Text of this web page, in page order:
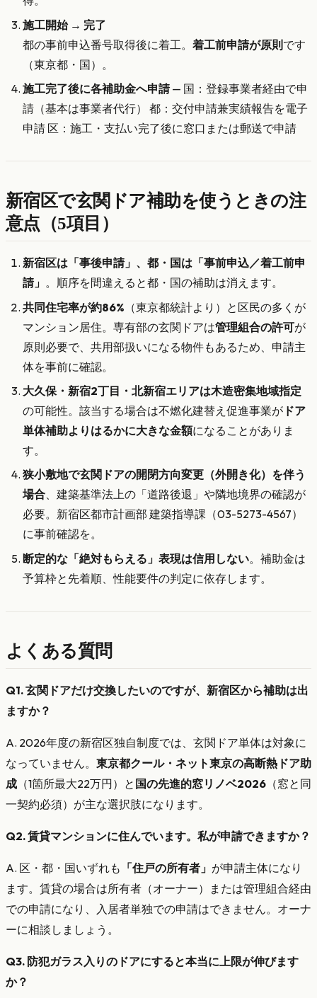
施工開始 → 完了
都の事前申込番号取得後に着工。 着工前申請が原則です
（東京都・国）。
施工完了後に各補助金へ申請— 国：登録事業者経由で申
請（基本は事業者代行） 都：交付申請兼実績報告を電子
申請 区：施工・支払い完了後に窓口または郵送で申請
新宿区で玄関ドア補助を使うときの注
意点（5項目）
新宿区は「事後申請」、都・国は「事前申込／着工前申
請」 。順序を間違えると都・国の補助は消えます。
共同住宅率が約86% （東京都統計より）と区民の多くが
マンション居住。専有部の玄関ドアは管理組合の許可が
原則必要で、共用部扱いになる物件もあるため、申請主
体を事前に確認。
大久保・新宿2丁目・北新宿エリアは木造密集地域指定
の可能性。該当する場合は不燃化建替え促進事業が ドア
単体補助よりはるかに大きな金額になることがありま
す。
狭小敷地で玄関ドアの開閉方向変更（外開き化）を伴う
場合、建築基準法上の「道路後退」や隣地境界の確認が
必要。新宿区都市計画部 建築指導課（03-5273-4567）
に事前確認を。
断定的な「絶対もらえる」表現は信用しない。補助金は
予算枠と先着順、性能要件の判定に依存します。
よくある質問
Q1. 玄関ドアだけ交換したいのですが、新宿区から補助は出
ますか？
A. 2026年度の新宿区独自制度では、玄関ドア単体は対象に
なっていません。 東京都クール・ネット東京の高断熱ドア助
成 （1箇所最大22万円）と 国の先進的窓リノベ2026 （窓と同
一契約必須）が主な選択肢になります。
Q2. 賃貸マンションに住んでいます。私が申請できますか？
A. 区・都・国いずれも 「住戸の所有者」 が申請主体になり
ます。賃貸の場合は所有者（オーナー）または管理組合経由
での申請になり、入居者単独での申請はできません。オーナ
ーに相談しましょう。
Q3. 防犯ガラス入りのドアにすると本当に上限が伸びます
か？